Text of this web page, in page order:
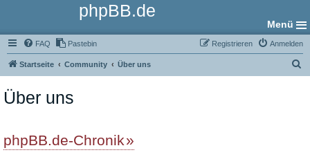
phpBB.de
Menü
FAQ Pastebin Anmelden
Registrieren
Startseite Community Über uns
Über uns
phpBB.de-Chronik